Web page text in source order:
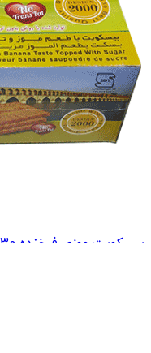
بیسکویت موزی فرخنده 1730...